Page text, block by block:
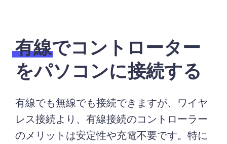
有線でコントローター
をパソコンに接続する
有線でも無線でも接続できますが、ワイヤ
レス接続より、有線接続のコントローラー
のメリットは安定性や充電不要です。特に